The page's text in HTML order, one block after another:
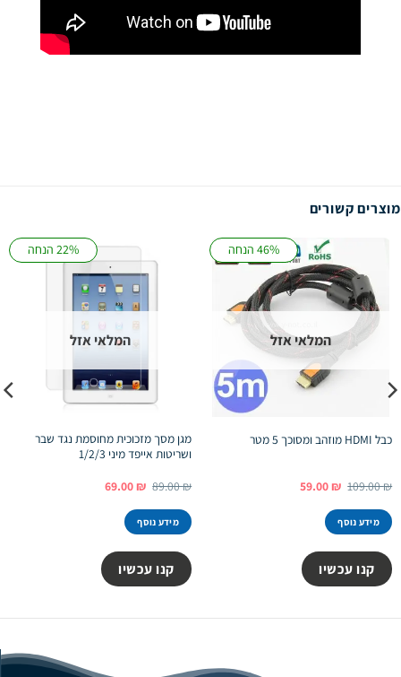
מוצרים קשורים
46% הנחה
המלאי אזל
כבל HDMI מוזהב ומסוכך 5 מטר
109.00₪ המחיר
היה:
109.00 ₪.
59.00₪ המחיר
מידע נוסף
קנו עכשיו
22% הנחה
המלאי אזל
מגן מסך מזכוכית מחוסמת נגד שבר
ושריטות אייפד מיני 1/2/3
89.00₪ המחיר
היה:
89.00 ₪.
69.00₪ המחיר
מידע נוסף
קנו עכשיו